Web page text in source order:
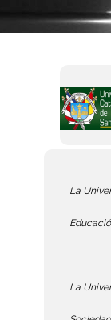
La
La